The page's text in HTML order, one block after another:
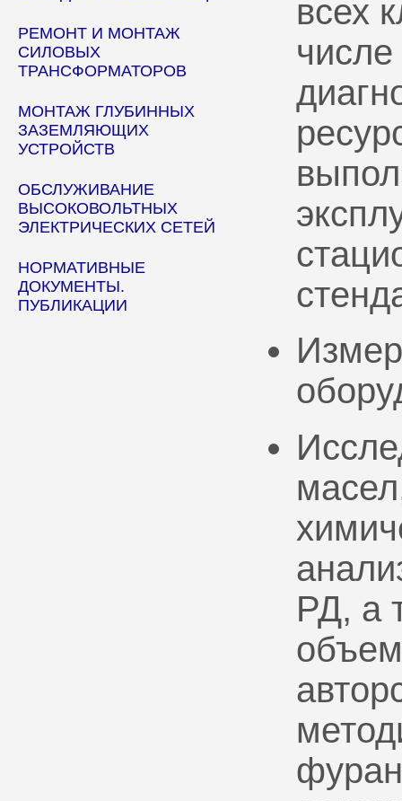
РЕМОНТ И МОНТАЖ
СИЛОВЫХ
ТРАНСФОРМАТОРОВ
МОНТАЖ ГЛУБИННЫХ
ЗАЗЕМЛЯЮЩИХ
УСТРОЙСТВ
ОБСЛУЖИВАНИЕ
ВЫСОКОВОЛЬТНЫХ
ЭЛЕКТРИЧЕСКИХ СЕТЕЙ
НОРМАТИВНЫЕ
ДОКУМЕНТЫ.
ПУБЛИКАЦИИ
всех
РД, а